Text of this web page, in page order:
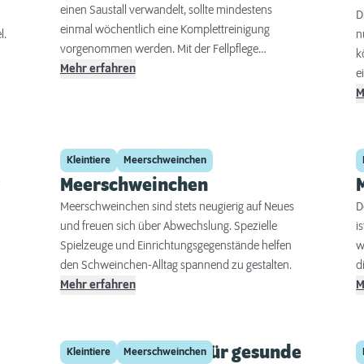
einen Saustall verwandelt, sollte mindestens
einmal wöchentlich eine Komplettreinigung
vorgenommen werden. Mit der Fellpflege
hingegen sollte man eher zurückhaltend sein, um
Mehr erfahren
Kleintiere Meerschweinchen
Spielspaß für
Meerschweinchen
Meerschweinchen sind stets neugierig auf Neues
und freuen sich über Abwechslung. Spezielle
Spielzeuge und Einrichtungsgegenstände helfen
den Schweinchen-Alltag spannend zu gestalten.
Mehr erfahren
Kleintiere Meerschweinchen
Ernährungstipps für gesunde